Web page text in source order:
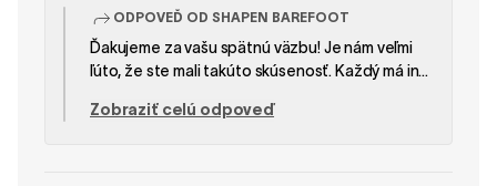
ODPOVEĎ OD SHAPEN BAREFOOT
Ďakujeme za vašu spätnú väzbu! Je nám veľmi
ľúto, že ste mali takúto skúsenosť. Každý má iný
dokonale, čo bohužiaľ nemôžeme ovplyvniť.
Zobraziť celú odpoveď